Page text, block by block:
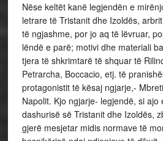
Nëse keltët kanë legjendën e
letrare të Tristanit dhe Izoldës,
të ngjashme, por jo aq të lëvruar,
lëndë e parë; motivi dhe materiali
tjera të shkrimtarë të shquar të
Petrarcha, Boccacio, etj. të
protagonistit të kësaj ngjarje,-
Napolit. Kjo ngjarje- legjendë, si ajo
dashurisë së Tristanit dhe Izoldës,
gjerë mesjetar midis normave të